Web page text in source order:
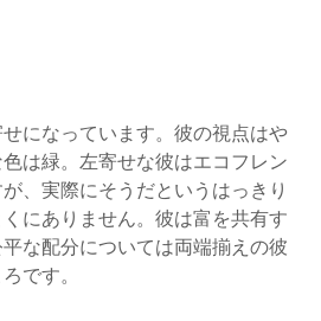
になっています。彼の視点はや
は緑。左寄せな彼はエコフレン
、実際にそうだというはっきり
にありません。彼は富を共有す
な配分については両端揃えの彼
です。